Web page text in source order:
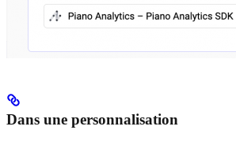
Dans une personnalisation